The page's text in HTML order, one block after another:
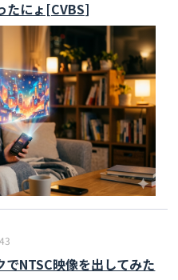
たにょ[CVBS]
NTSC映像を出してみた